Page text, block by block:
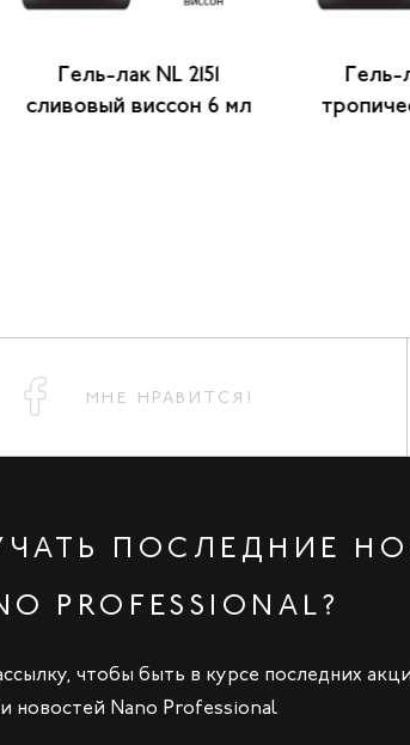
Гель-лак NL 2151
сливовый виссон 6 мл
Гель-
МНЕ НРАВИТСЯ!
ПОСЛЕДНИЕ
PROFESSIONAL?
чтобы быть в курсе последних
и новостей Nano Professional